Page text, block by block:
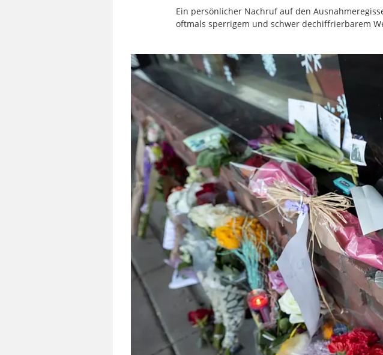
Ein persönlicher Nachruf auf den
oftmals sperrigem und schwer dechiffrierbarem